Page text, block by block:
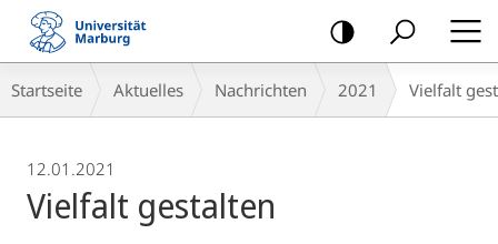
Mobile-
Navigation
Breadcrumb-
Navigation
Startseite Aktuelles Nachrichten 2021 Vielfalt
12.01.2021
Vielfalt gestalten